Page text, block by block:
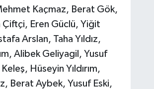
Kaçmaz, Berat Gök,
Eren Güclü, Yiğit
Arslan, Taha Yıldız,
Alibek Geliyagil, Yusuf
Hüseyin Yıldırım,
Berat Aybek, Yusuf Eski,